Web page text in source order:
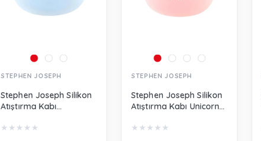
STEPHEN JOSEPH
Stephen Joseph Silikon
Atıştırma Kabı
SJ124934
★ ★ ★ ★ ★
STEPHEN JOSEPH
Stephen Joseph Silikon
Atıştırma Kabı Unicorn
★ ★ ★ ★ ★